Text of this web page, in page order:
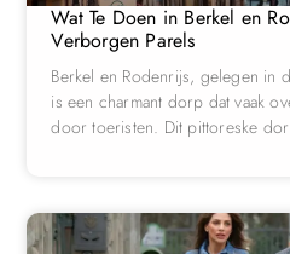
Wat Te Doen in Berkel en
Verborgen Parels
Berkel en Rodenrijs, gelegen in
is een charmant dorp dat vaak
door toeristen. Dit pittoreske